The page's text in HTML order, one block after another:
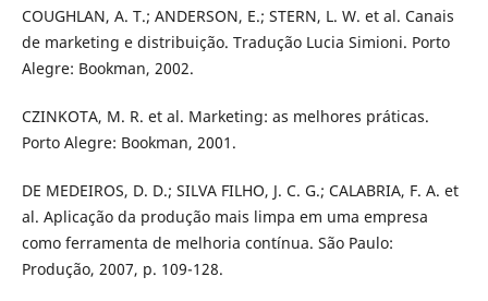
COUGHLAN, A. T.; ANDERSON, E.; STERN, L. W. et al. Canais
de marketing e distribuição. Tradução Lucia Simioni. Porto
Alegre: Bookman, 2002.
CZINKOTA, M. R. et al. Marketing: as melhores práticas.
Porto Alegre: Bookman, 2001.
DE MEDEIROS, D. D.; SILVA FILHO, J. C. G.; CALABRIA, F. A. et
al. Aplicação da produção mais limpa em uma empresa
como ferramenta de melhoria contínua. São Paulo:
Produção, 2007, p. 109-128.